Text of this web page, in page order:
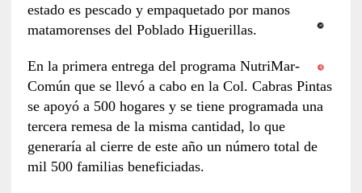
estado es pescado y empaquetado por manos
matamorenses del Poblado Higuerillas.
En la primera entrega del programa NutriMar-
Común que se llevó a cabo en la Col. Cabras Pintas
se apoyó a 500 hogares y se tiene programada una
tercera remesa de la misma cantidad, lo que
generaría al cierre de este año un número total de
mil 500 familias beneficiadas.